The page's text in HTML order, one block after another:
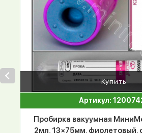
Купить
Артикул:
Пробирка вакуумная
2мл, 13×75мм, фиолетовый,